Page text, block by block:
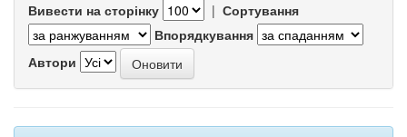
Вивести на сторінку | Сортування
Впорядкування
Автори